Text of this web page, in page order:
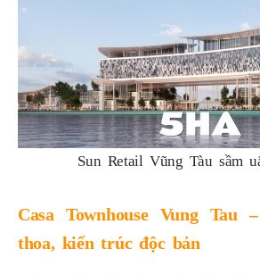
Sun Retail Vũng Tàu sầm
Casa Townhouse Vung Tau
thoa, kiến trúc độc bản